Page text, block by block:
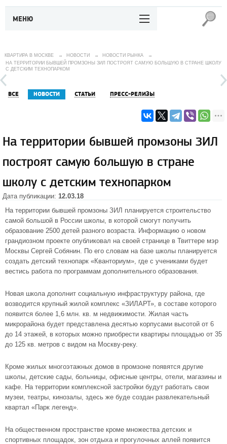
МЕНЮ
КВАРТИРА В МОСКВЕ → НОВОСТИ → НОВОСТИ РЫНКА
→
НА ТЕРРИТОРИИ БЫВШЕЙ ПРОМЗОНЫ ЗИЛ ПОСТРОЯТ САМУЮ БОЛЬШУЮ В СТРАНЕ ШКОЛУ
С ДЕТСКИМ ТЕХНОПАРКОМ
ВСЕ НОВОСТИ СТАТЬИ ПРЕСС-РЕЛИЗЫ
На территории бывшей промзоны ЗИЛ
построят самую большую в стране
школу с детским технопарком
Дата публикации: 12.03.18
На территории бывшей промзоны ЗИЛ планируется строительство
самой большой в России школы, в которой смогут получить
образование 2500 детей разного возраста. Информацию о новом
грандиозном проекте опубликовал на своей странице в Твиттере мэр
Москвы Сергей Собянин. По его словам на базе школы планируется
создать детский технопарк «Кванториум», где с учениками будет
вестись работа по программам дополнительного образования.
Новая школа дополнит социальную инфраструктуру района, где
возводится крупный жилой комплекс «ЗИЛАРТ», в составе которого
появится более 1,6 млн. кв. м недвижимости. Жилая часть
микрорайона будет представлена десятью корпусами высотой от 6
до 14 этажей, в которых можно приобрести квартиры площадью от 35
до 125 кв. метров с видом на Москву-реку.
Кроме жилых многоэтажных домов в промзоне появятся другие
школы, детские сады, больницы, офисные центры, отели, магазины и
кафе. На территории комплексной застройки будут работать свои
музеи, театры, кинозалы, здесь же буде создан развлекательный
квартал «Парк легенд».
На общественном пространстве кроме множества детских и
спортивных площадок, зон отдыха и прогулочных аллей появится